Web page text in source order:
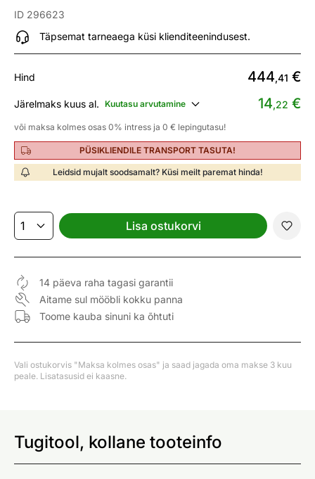
ID 296623
Täpsemat tarneaega küsi klienditeenindusest.
Hind 444,41 €
Järelmaks kuus al. Kuutasu arvutamine 14,22 €
või maksa kolmes osas 0% intress ja 0 € lepingutasu!
PÜSIKLIENDILE TRANSPORT TASUTA!
Leidsid mujalt soodsamalt? Küsi meilt paremat hinda!
Lisa ostukorvi
14 päeva raha tagasi garantii
Aitame sul mööbli kokku panna
Toome kauba sinuni ka õhtuti
Vali ostukorvis "Maksa kolmes osas" ja saad jagada oma makse 3 kuu
peale. Lisatasusid ei kaasne.
Tugitool, kollane tooteinfo